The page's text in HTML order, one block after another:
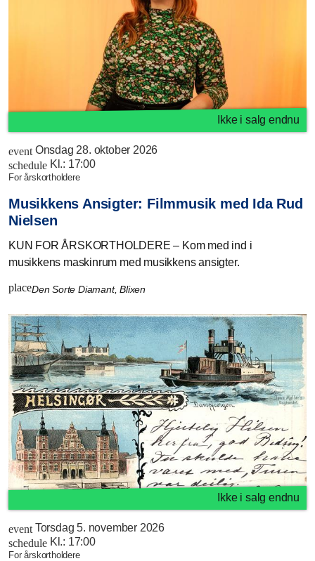
Ikke i salg endnu
event Onsdag 28. oktober 2026
schedule Kl.: 17:00
for årskortholdere
Musikkens Ansigter: Filmmusik med Ida Rud
Nielsen
KUN FOR ÅRSKORTHOLDERE – Kom med ind i
musikkens maskinrum med musikkens ansigter.
placeDen Sorte Diamant, Blixen
Ikke i salg endnu
event Torsdag 5. november 2026
schedule Kl.: 17:00
for årskortholdere